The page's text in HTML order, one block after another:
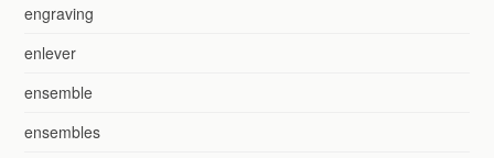
engraving
enlever
ensemble
ensembles